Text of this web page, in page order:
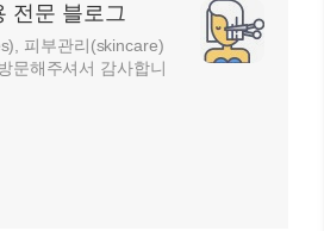
전문 블로그
피부관리(skincare)
문해주셔서 감사합니